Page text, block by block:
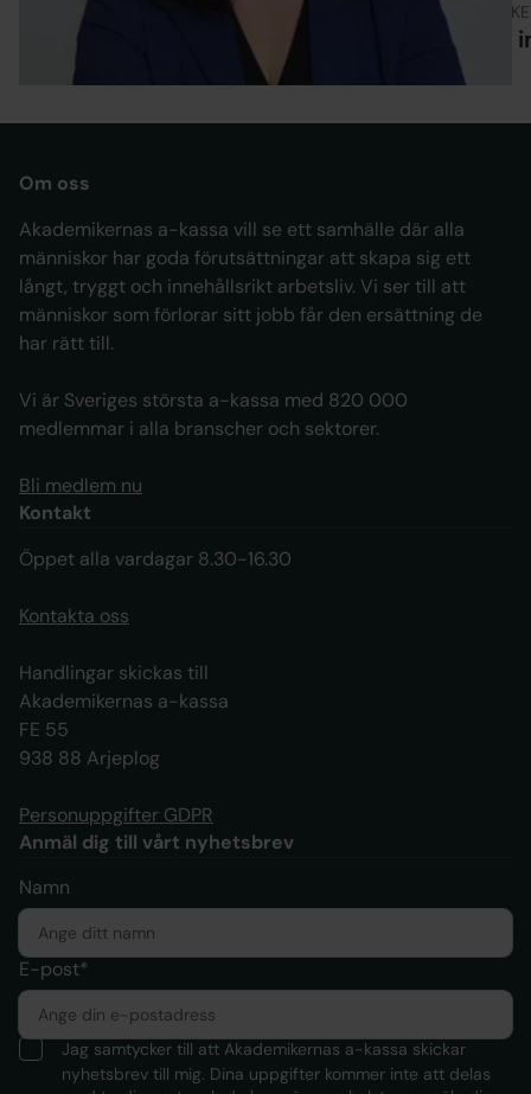
Är man värdelös när man är arbetslös? Att
Om oss
Akademikernas a-kassa vill se ett samhälle där alla
människor har goda förutsättningar att skapa sig ett
långt, tryggt och innehållsrikt arbetsliv. Vi ser till att
människor som förlorar sitt jobb får den ersättning de
har rätt till.
Vi är Sveriges största a-kassa med 820 000
medlemmar i alla branscher och sektorer.
Bli medlem nu
Kontakt
Öppet alla vardagar 8.30-16.30
Kontakta oss
Handlingar skickas till
Akademikernas a-kassa
FE 55
938 88 Arjeplog
Personuppgifter GDPR
Anmäl dig till vårt nyhetsbrev
Namn
E-post*
Jag samtycker till att Akademikernas a-kassa skickar
nyhetsbrev till mig. Dina uppgifter kommer inte att delas